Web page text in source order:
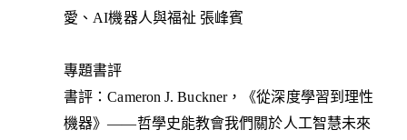
愛、AI機器人與福祉 張峰賓
專題書評
書評：Cameron J. Buckner，《從深度學習到理性
機器》——哲學史能教會我們關於人工智慧未來